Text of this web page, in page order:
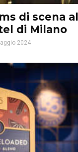
di scena
di Milano
2024